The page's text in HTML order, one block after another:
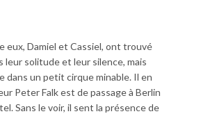
eux, Damiel et Cassiel, ont trouvé
leur solitude et leur silence, mais
dans un petit cirque minable. Il en
Peter Falk est de passage à Berlin
Sans le voir, il sent la présence de